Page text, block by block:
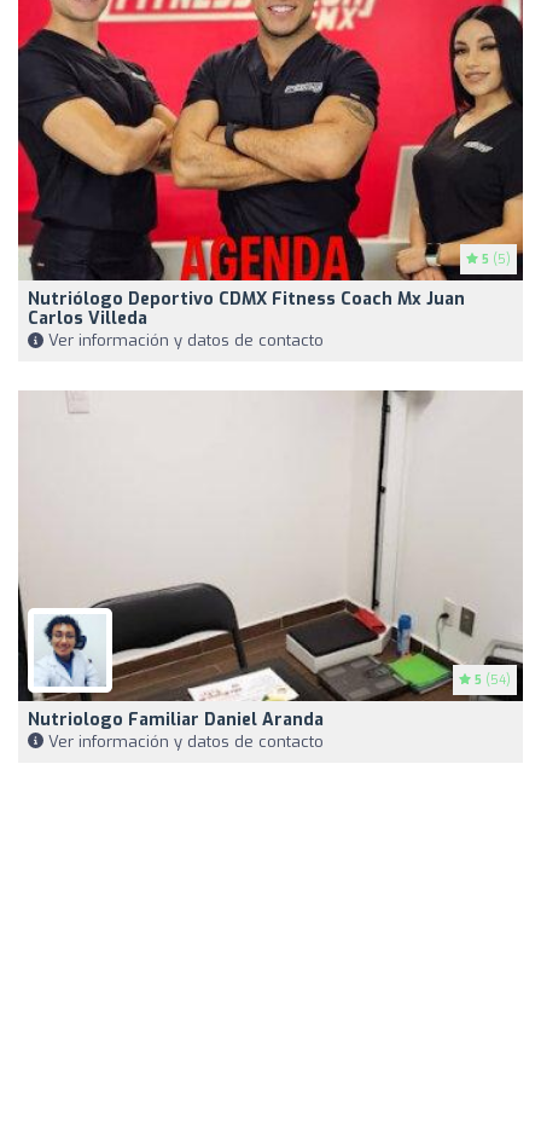
5 (5)
Nutriólogo Deportivo CDMX Fitness Coach Mx Juan
Carlos Villeda
Ver información y datos de contacto
5 (54)
Nutriologo Familiar Daniel Aranda
Ver información y datos de contacto